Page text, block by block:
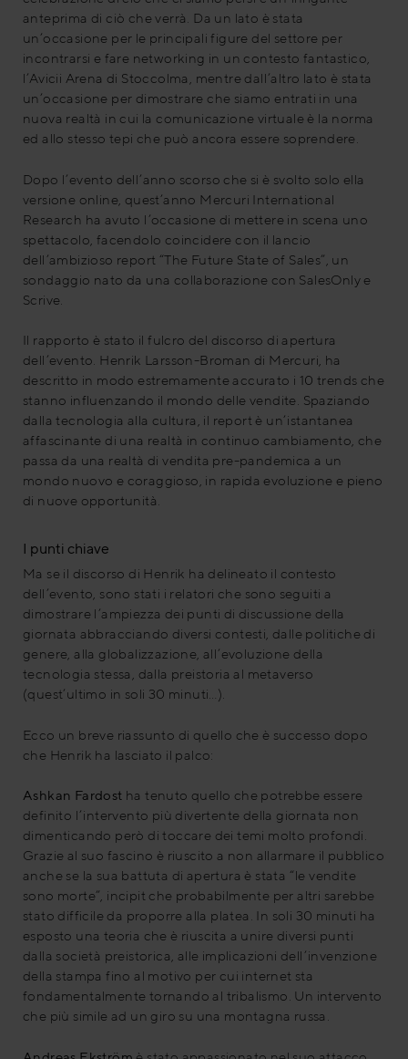
anteprima di ciò che verrà. Da un lato è stata
un’occasione per le principali figure del settore per
incontrarsi e fare networking in un contesto fantastico,
l’Avicii Arena di Stoccolma, mentre dall’altro lato è stata
un’occasione per dimostrare che siamo entrati in una
nuova realtà in cui la comunicazione virtuale è la norma
ed allo stesso tepi che può ancora essere soprendere.
Dopo l’evento dell’anno scorso che si è svolto solo ella
versione online, quest’anno Mercuri International
Research ha avuto l’occasione di mettere in scena uno
spettacolo, facendolo coincidere con il lancio
dell’ambizioso report “The Future State of Sales”, un
sondaggio nato da una collaborazione con SalesOnly e
Scrive.
Il rapporto è stato il fulcro del discorso di apertura
dell’evento. Henrik Larsson-Broman di Mercuri, ha
descritto in modo estremamente accurato i 10 trends che
stanno influenzando il mondo delle vendite. Spaziando
dalla tecnologia alla cultura, il report è un’istantanea
affascinante di una realtà in continuo cambiamento, che
passa da una realtà di vendita pre-pandemica a un
mondo nuovo e coraggioso, in rapida evoluzione e pieno
di nuove opportunità.
I punti chiave
Ma se il discorso di Henrik ha delineato il contesto
dell’evento, sono stati i relatori che sono seguiti a
dimostrare l’ampiezza dei punti di discussione della
giornata abbracciando diversi contesti, dalle politiche di
genere, alla globalizzazione, all’evoluzione della
tecnologia stessa, dalla preistoria al metaverso
(quest’ultimo in soli 30 minuti…).
Ecco un breve riassunto di quello che è successo dopo
che Henrik ha lasciato il palco:
Ashkan Fardost ha tenuto quello che potrebbe essere
definito l’intervento più divertente della giornata non
dimenticando però di toccare dei temi molto profondi.
Grazie al suo fascino è riuscito a non allarmare il pubblico
anche se la sua battuta di apertura è stata “le vendite
sono morte”, incipit che probabilmente per altri sarebbe
stato difficile da proporre alla platea. In soli 30 minuti ha
esposto una teoria che è riuscita a unire diversi punti
dalla società preistorica, alle implicazioni dell’invenzione
della stampa fino al motivo per cui internet sta
fondamentalmente tornando al tribalismo. Un intervento
che più simile ad un giro su una montagna russa.